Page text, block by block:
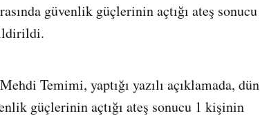
güvenlik güçlerinin açtığı ateş sonucu
Temimi, yaptığı yazılı açıklamada, dün
güçlerinin açtığı ateş sonucu 1 kişinin